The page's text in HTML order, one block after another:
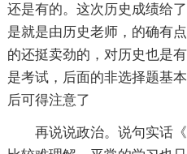
还是有的。这次历史成绩给
是就是由历史老师，的确有
的还挺卖劲的，对历史也是
是考试，后面的非选择题基
后可得注意了
再说说政治。说句实话